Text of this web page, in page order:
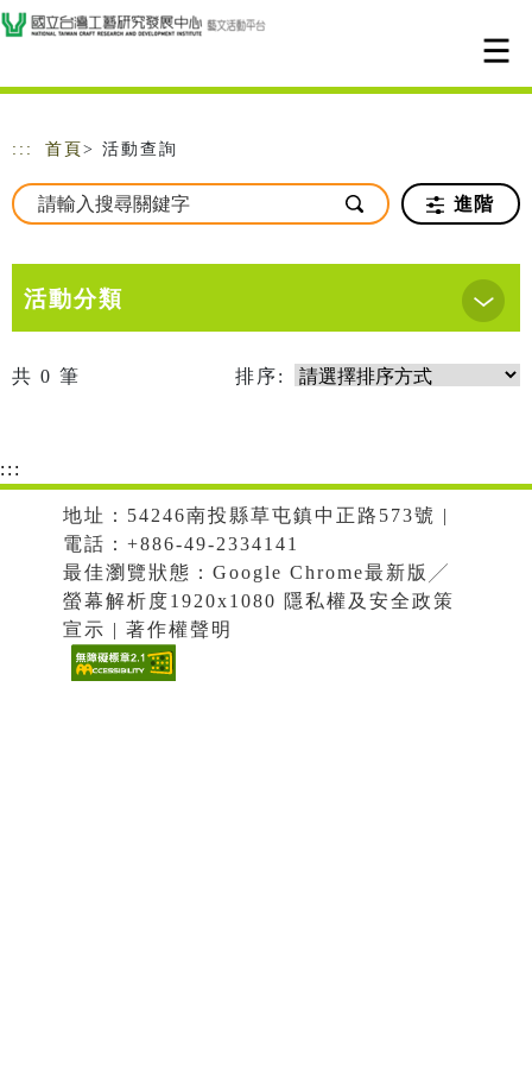
跳到主要內容
網站導覽
::: 首頁 > 活動查詢
進階
活動分類
共 0 筆 排序:
:::
地址：54246南投縣草屯鎮中正路573號 |
電話：+886-49-2334141
最佳瀏覽狀態：Google Chrome最新版╱
螢幕解析度1920x1080 隱私權及安全政策
宣示 | 著作權聲明